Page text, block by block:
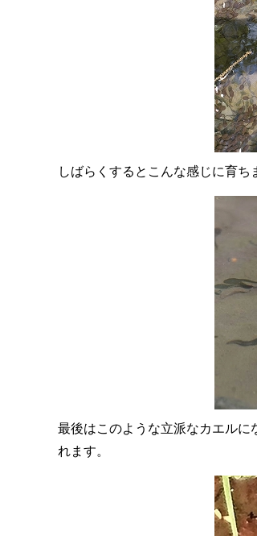
しばらくするとこんな感じに育ち
最後はこのような立派なカエル
れます。